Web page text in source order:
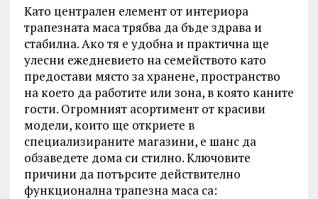
Като централен елемент от интериора
трапезната маса трябва да бъде здрава и
стабилна. Ако тя е удобна и практична ще
улесни ежедневието на семейството като
предостави място за хранене, пространство
на което да работите или зона, в която каните
гости. Огромният асортимент от красиви
модели, които ще откриете в
специализираните магазини, е шанс да
обзаведете дома си стилно. Ключовите
причини да потърсите действително
функционална трапезна маса са: